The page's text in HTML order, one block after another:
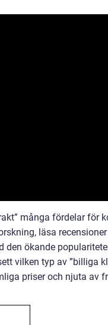
många fördelar för
läsa
ökande
vilken typ av ”billiga
priser och njuta av